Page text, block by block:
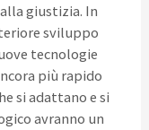
giustizia. In
sviluppo
tecnologie
più rapido
si adattano e si
avranno un